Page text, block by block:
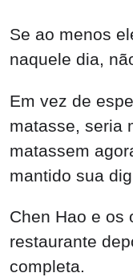
Em vez de
matasse, seria
matassem
mantido sua
Chen Hao e os
restaurante
completa.